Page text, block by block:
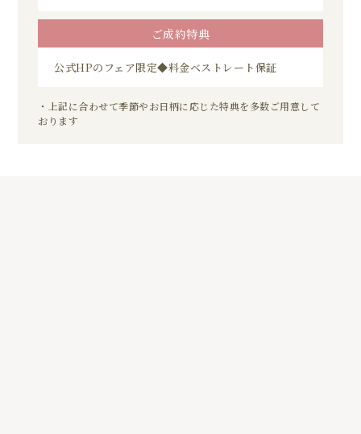
ご成約特典
公式HPのフェア限定◆料金ベストレート保証
・上記に合わせて季節やお日柄に応じた特典を多数ご用意して
おります